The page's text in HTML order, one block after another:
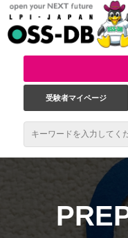
受験者マイページ
資